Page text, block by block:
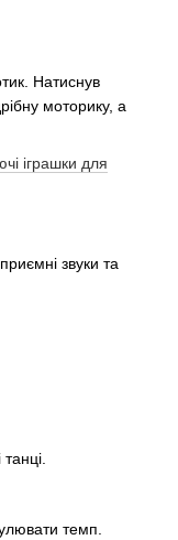
Натиснув
моторику, а
іграшки для
звуки та
темп.